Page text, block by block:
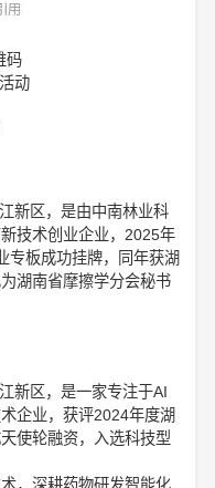
码
动
新区，是由中南林业科
技术创业企业，2025年
专板成功挂牌，同年获湖
湖南省摩擦学分会秘书
新区，是一家专注于AI
企业，获评2024年度湖
使轮融资，入选科技型
，深耕药物研发智能化